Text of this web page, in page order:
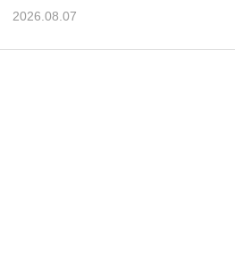
2026.08.07